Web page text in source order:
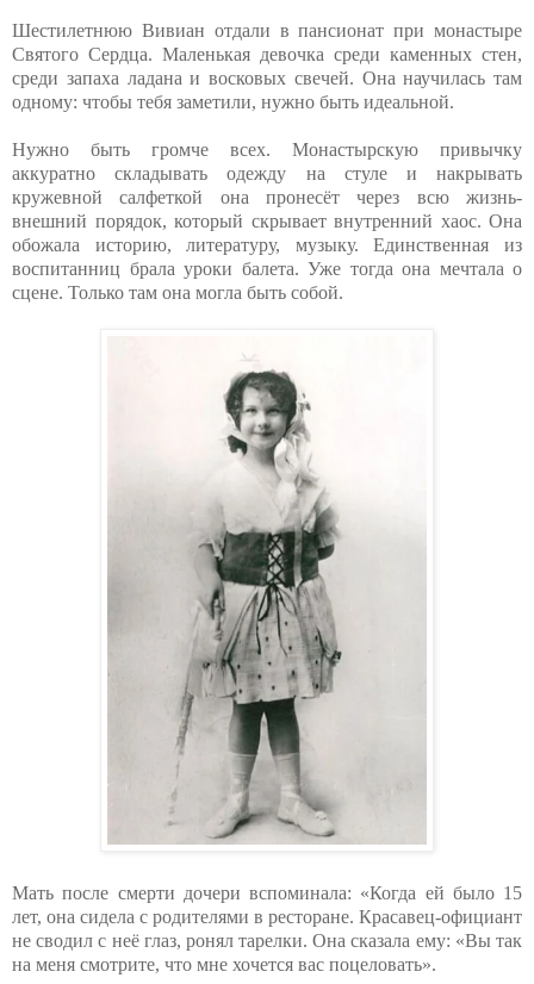
Шестилетнюю Вивиан отдали в пансионат при монастыре
Святого Сердца. Маленькая девочка среди каменных стен,
среди запаха ладана и восковых свечей. Она научилась там
одному: чтобы тебя заметили, нужно быть идеальной.
Нужно быть громче всех. Монастырскую привычку
аккуратно складывать одежду на стуле и накрывать
кружевной салфеткой она пронесёт через всю жизнь-
внешний порядок, который скрывает внутренний хаос. Она
обожала историю, литературу, музыку. Единственная из
воспитанниц брала уроки балета. Уже тогда она мечтала о
сцене. Только там она могла быть собой.
Мать после смерти дочери вспоминала: «Когда ей было 15
лет, она сидела с родителями в ресторане. Красавец-официант
не сводил с неё глаз, ронял тарелки. Она сказала ему: «Вы так
на меня смотрите, что мне хочется вас поцеловать».